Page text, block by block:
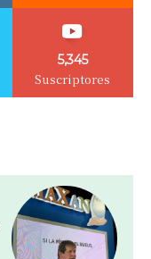
5,345
Suscriptores